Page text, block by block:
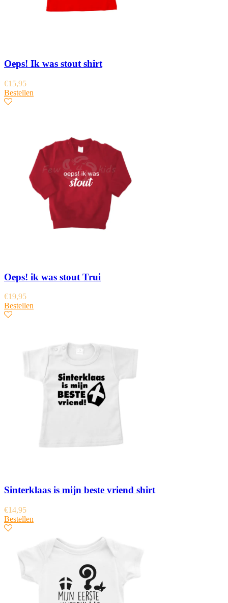
Oeps! Ik was stout shirt
€15,95
Bestellen
Oeps! ik was stout Trui
€19,95
Bestellen
Sinterklaas is mijn beste vriend shirt
€14,95
Bestellen